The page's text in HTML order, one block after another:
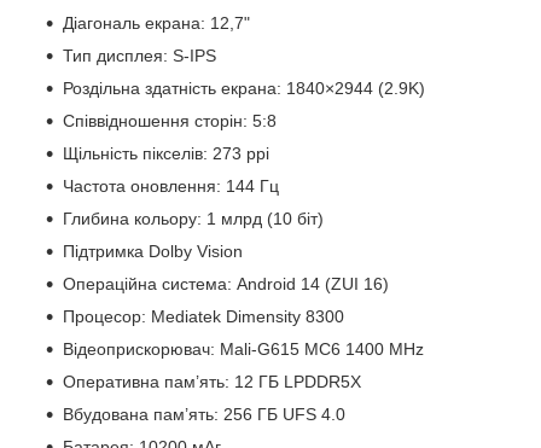
Діагональ екрана: 12,7"
Тип дисплея: S-IPS
Роздільна здатність екрана: 1840×2944 (2.9K)
Співвідношення сторін: 5:8
Щільність пікселів: 273 ppi
Частота оновлення: 144 Гц
Глибина кольору: 1 млрд (10 біт)
Підтримка Dolby Vision
Операційна система: Android 14 (ZUI 16)
Процесор: Mediatek Dimensity 8300
Відеоприскорювач: Mali-G615 MC6 1400 MHz
Оперативна пам’ять: 12 ГБ LPDDR5X
Вбудована пам’ять: 256 ГБ UFS 4.0